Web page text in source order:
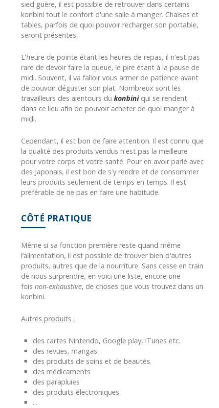
sied guère, il est possible de retrouver dans certains
konbini tout le confort d'une salle à manger. Chaises et
tables, parfois de quoi pouvoir recharger son portable,
seront présentes.
L'heure de pointe étant les heures de repas, il n'est pas
rare de devoir faire la queue, le pire étant à la pause de
midi. Souvent, il va falloir vous armer de patience avant
de pouvoir déguster son plat. Nombreux sont les
travailleurs des alentours du konbiniqui se rendent
dans ce lieu afin de pouvoir acheter de quoi manger à
midi.
Cependant, il est bon de faire attention. Il est connu que
la qualité des produits vendus n'est pas la meilleure
pour votre corps et votre santé. Pour en avoir parlé avec
des Japonais, il est bon de s'y rendre et de consommer
leurs produits seulement de temps en temps. Il est
préférable de ne pas en faire une habitude.
CÔTÉ PRATIQUE
Même si sa fonction première reste quand même
l’alimentation, il est possible de trouver bien d'autres
produits, autres que de la nourriture. Sans cesse en train
de nous surprendre, en voici une liste, encore une
fois non-exhaustive, de choses que vous trouvez dans un
konbini.
Autres produits :
des cartes Nintendo, Google play, iTunes etc.
des revues, mangas.
des produits de soins et de beautés.
des médicaments
des parapluies
des produits électroniques.
...